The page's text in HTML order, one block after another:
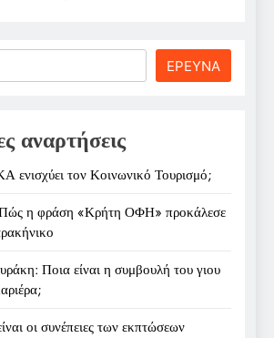
ΕΡΕΥΝΑ
αναρτήσεις
τον Κοινωνικό Τουρισμό;
η φράση «Κρήτη ΟΦΗ» προκάλεσε
Ποια είναι η συμβουλή του γιου
οι συνέπειες των εκπτώσεων